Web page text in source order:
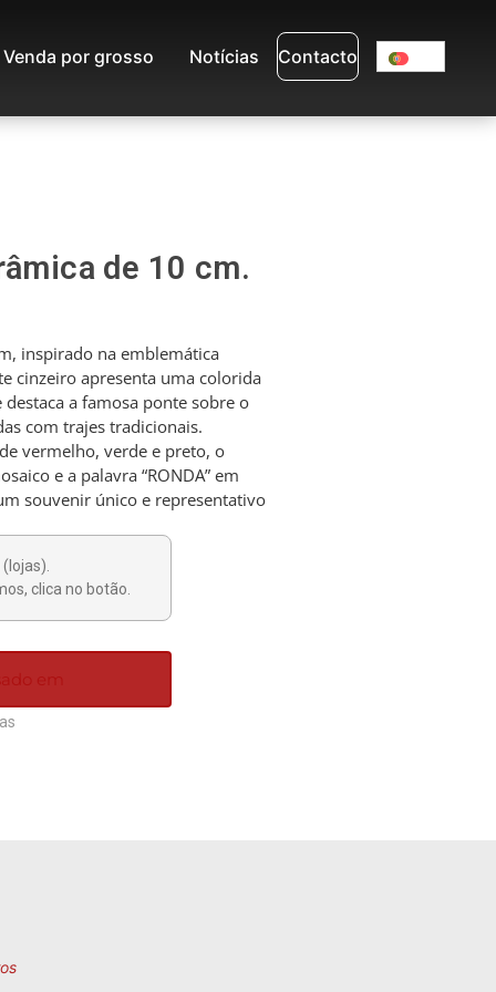
Venda por grosso Notícias Contacto
de 10 cm.
inspirado na emblemática
cinzeiro apresenta uma colorida
a famosa ponte sobre o
com trajes tradicionais.
vermelho, verde e preto, o
e a palavra “RONDA” em
souvenir único e representativo
clica no botão.
em